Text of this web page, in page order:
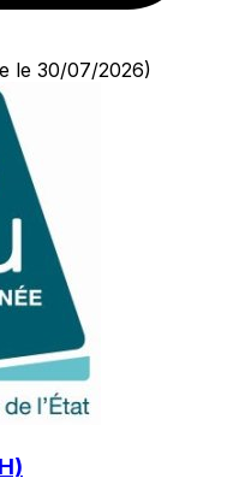
le 30/07/2026)